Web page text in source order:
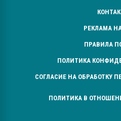
РЕКЛАМА
ПРАВИЛА
ПОЛИТИКА
СОГЛАСИЕ НА ОБРАБОТКУ
ПОЛИТИКА В